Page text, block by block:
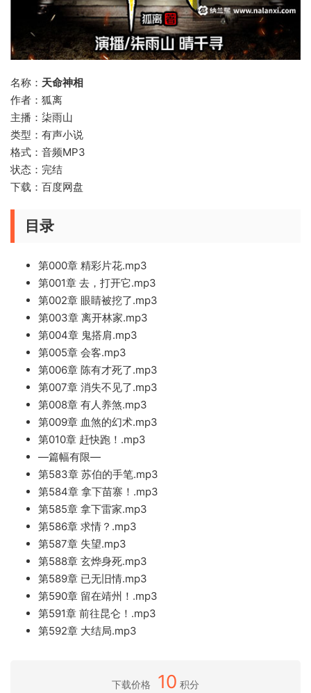
名称： 天命神相
作者：狐离
主播：柒雨山
类型：有声小说
格式：音频MP3
状态：完结
下载：百度网盘
目录
第000章 精彩片花.mp3
第001章 去，打开它.mp3
第002章 眼睛被挖了.mp3
第003章 离开林家.mp3
第004章 鬼搭肩.mp3
第005章 会客.mp3
第006章 陈有才死了.mp3
第007章 消失不见了.mp3
第008章 有人养煞.mp3
第009章 血煞的幻术.mp3
第010章 赶快跑！.mp3
—篇幅有限—
第583章 苏伯的手笔.mp3
第584章 拿下苗寨！.mp3
第585章 拿下雷家.mp3
第586章 求情？.mp3
第587章 失望.mp3
第588章 玄烨身死.mp3
第589章 已无旧情.mp3
第590章 留在靖州！.mp3
第591章 前往昆仑！.mp3
第592章 大结局.mp3
下载价格 10 积分